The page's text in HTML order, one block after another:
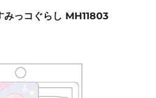
みっコぐらし MH11803